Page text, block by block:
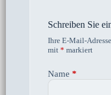
Schreiben Sie
Ihre E-Mail-
mit * markiert
Name *